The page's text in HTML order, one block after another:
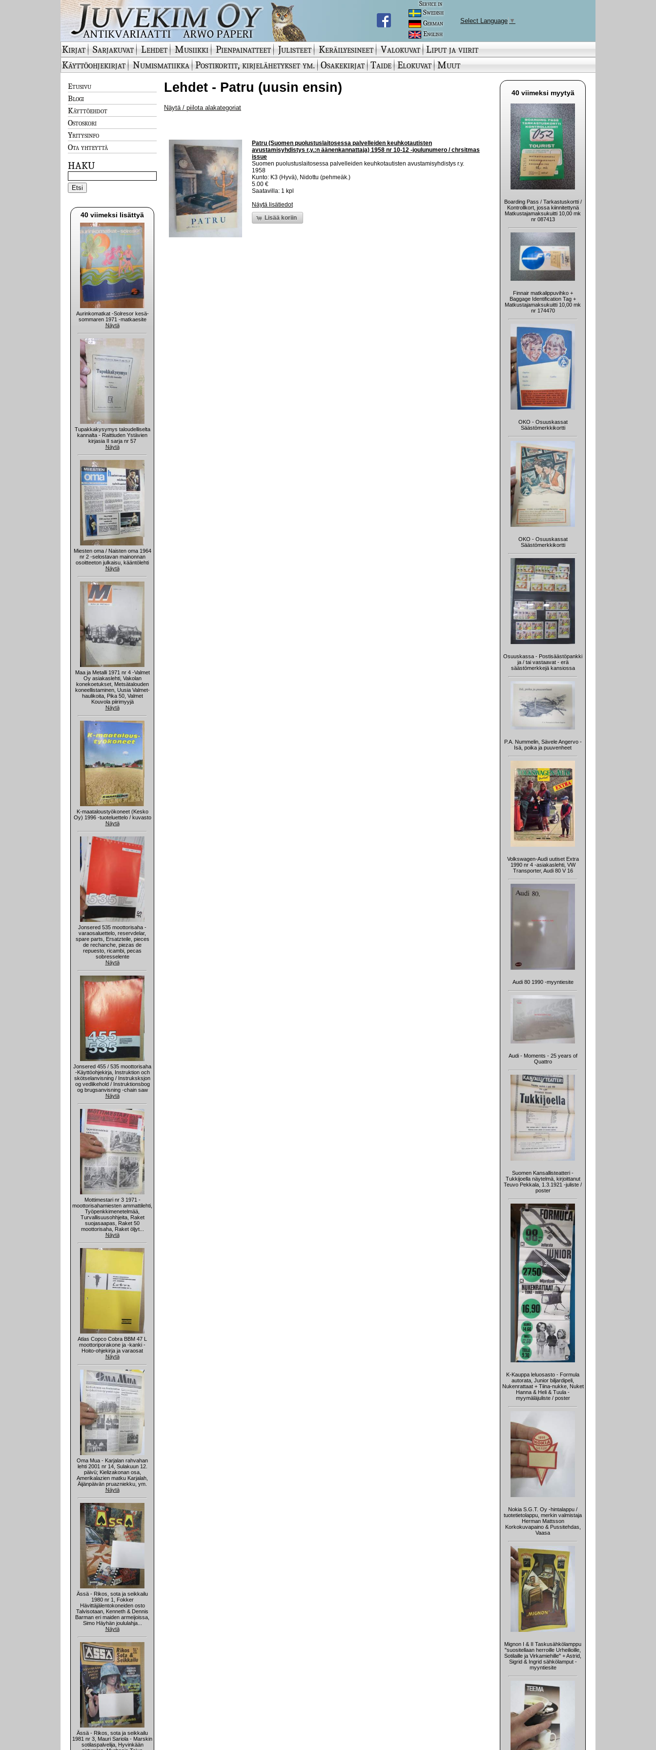
Service in
Swedish
German
English
Select Language ▼
Kirjat Sarjakuvat Lehdet Musiikki Pienpainatteet Julisteet Keräilyesineet Valokuvat Liput ja viirit
Käyttöohjekirjat
Numismatiikka Postikortit, kirjelähetykset ym. Osakekirjat Taide Elokuvat Muut
Etusivu
Blogi
Käyttöehdot
Ostoskori
Yritysinfo
Ota yhteyttä
HAKU
40 viimeksi lisättyä
Aurinkomatkat -Solresor kesä-
sommaren 1971 -matkaesite
Näytä
Tupakkakysymys taloudelliselta
kannalta - Raittiuden Ystävien
kirjasia II sarja nr 57
Näytä
Miesten oma / Naisten oma 1964
nr 2 -selostavan mainonnan
osoitteeton julkaisu, kääntölehti
Näytä
Maa ja Metalli 1971 nr 4 -Valmet
Oy asiakaslehti, Vakolan
konekoetukset, Metsätalouden
koneellistaminen, Uusia Valmet-
haulikoita, Pika 50, Valmet
Kouvola piirimyyjä
Näytä
K-maataloustyökoneet (Kesko
Oy) 1996 -tuoteluettelo / kuvasto
Näytä
Jonsered 535 moottorisaha -
varaosaluettelo, reservdelar,
spare parts, Ersatzteile, pieces
de rechanche, piezas de
repuesto, ricambi, pecas
sobresselente
Näytä
Jonsered 455 / 535 moottorisaha
-Käyttöohjekirja, Instruktion och
skötselanvisning / Instruksksjon
og vedlikehold / Instruktionsbog
og brugsanvisning -chain saw
Näytä
Mottimestari nr 3 1971 -
moottorisahamiesten ammattilehti,
Työpenkkimenetelmää,
Turvallisuusohhjeita, Raket
suojasaapas, Raket 50
moottorisaha, Raket öljyt...
Näytä
Atlas Copco Cobra BBM 47 L
moottoriporakone ja -kanki -
Hoito-ohjekirja ja varaosat
Näytä
Oma Mua - Karjalan rahvahan
lehti 2001 nr 14, Sulakuun 12.
päivü; Kielizakonan osa,
Amerikalazien matku Karjalah,
Äijänpäivän pruazniekku, ym.
Näytä
Ässä - Rikos, sota ja seikkailu
1980 nr 1, Fokker
Hävittäjälentokoneiden osto
Talvisotaan, Kenneth & Dennis
Barman eri maiden armeijoissa,
Simo Häyhän joululahja...
Näytä
Ässä - Rikos, sota ja seikkailu
1981 nr 3, Mauri Sariola - Marskin
sotilaspalvelija, Hyvinkään
Lehdet - Patru (uusin ensin)
Näytä / piilota alakategoriat
Patru (Suomen puolustuslaitosessa palvelleiden keuhkotautisten
avustamisyhdistys r.y.:n äänenkannattaja) 1958 nr 10-12 -joulunumero / chrsitmas
issue
Suomen puolustuslaitosessa palvelleiden keuhkotautisten avustamisyhdistys r.y.
1958
Kunto: K3 (Hyvä), Nidottu (pehmeäk.)
5.00 €
Saatavilla: 1 kpl
Näytä lisätiedot
Lisää koriin
40 viimeksi myytyä
Boarding Pass / Tarkastuskortti /
Kontrollkort, jossa kiinnitettynä
Matkustajamaksukuitti 10,00 mk
nr 087413
Finnair matkalippuvihko +
Baggage Identification Tag +
Matkustajamaksukuitti 10,00 mk
nr 174470
OKO - Osuuskassat
Säästömerkkikortti
OKO - Osuuskassat
Säästömerkkikortti
Osuuskassa - Postisäästöpankki
ja / tai vastaavat - erä
säästömerkkejä kansiossa
P.A. Nummelin, Sävele Angervo -
Isä, poika ja puuvenheet
Volkswagen-Audi uutiset Extra
1990 nr 4 -asiakaslehti, VW
Transporter, Audi 80 V 16
Audi 80 1990 -myyntiesite
Audi - Moments - 25 years of
Quattro
Suomen Kansallisteatteri -
Tukkijoella näytelmä, kirjoittanut
Teuvo Pekkala, 1.3.1921 -juliste /
poster
K-Kauppa leluosasto - Formula
autorata, Junior biljardipeli,
Nukenrattaat + Tiina-nukke, Nuket
Hanna & Heli & Tuula -
myymäläjuliste / poster
Nokia S.G.T. Oy -hintalappu /
tuotetietolappu, merkin valmistaja
Herman Mattsson
Korkokuvapaino & Pussitehdas,
Vaasa
Mignon I & II Taskusähkölamppu
"suositellaan herroille Urheilioille,
Sotilaille ja Virkamiehille" + Astrid,
Sigrid & Ingrid sähkölamput -
myyntiesite